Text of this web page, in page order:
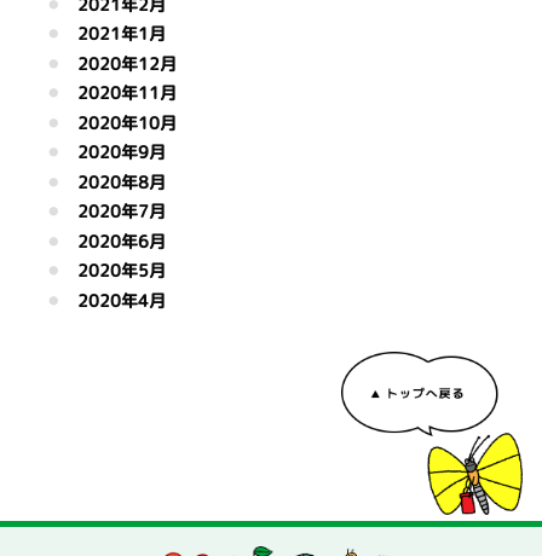
2021年1月
2020年12月
2020年11月
2020年10月
2020年9月
2020年8月
2020年7月
2020年6月
2020年5月
2020年4月